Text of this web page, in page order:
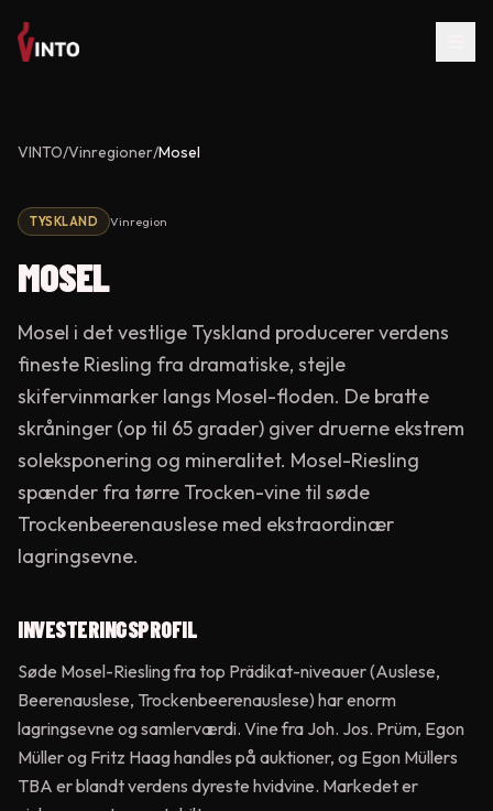
VINTO/Vinregioner/Mosel
TYSKLAND Vinregion
MOSEL
Mosel i det vestlige Tyskland producerer verdens
fineste Riesling fra dramatiske, stejle
skifervinmarker langs Mosel-floden. De bratte
skråninger (op til 65 grader) giver druerne ekstrem
soleksponering og mineralitet. Mosel-Riesling
spænder fra tørre Trocken-vine til søde
Trockenbeerenauslese med ekstraordinær
lagringsevne.
INVESTERINGSPROFIL
Søde Mosel-Riesling fra top Prädikat-niveauer (Auslese,
Beerenauslese, Trockenbeerenauslese) har enorm
lagringsevne og samlerværdi. Vine fra Joh. Jos. Prüm, Egon
Müller og Fritz Haag handles på auktioner, og Egon Müllers
TBA er blandt verdens dyreste hvidvine. Markedet er